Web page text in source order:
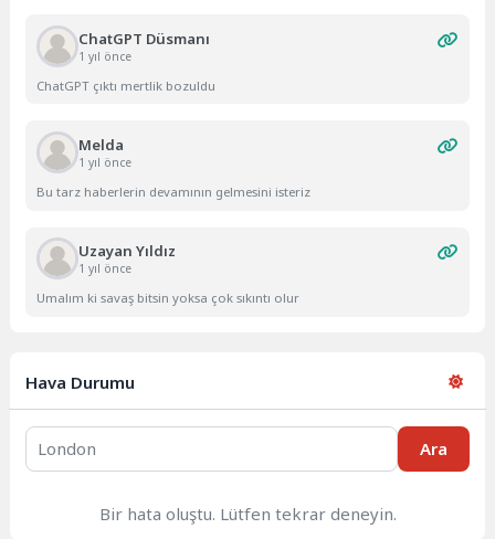
ChatGPT Düsmanı
1 yıl önce
ChatGPT çıktı mertlik bozuldu
Melda
1 yıl önce
Bu tarz haberlerin devamının gelmesini isteriz
Uzayan Yıldız
1 yıl önce
Umalım ki savaş bitsin yoksa çok sıkıntı olur
Hava Durumu
Ara
Bir hata oluştu. Lütfen tekrar deneyin.